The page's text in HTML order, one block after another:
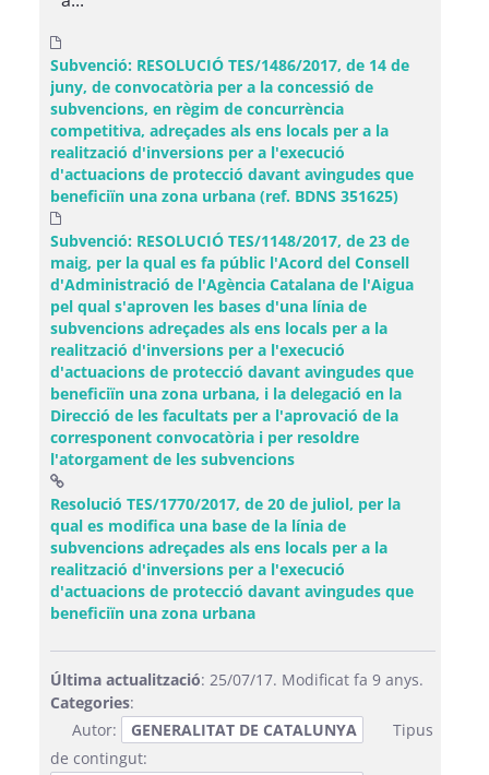
Subvenció: RESOLUCIÓ TES/1486/2017, de 14 de
juny, de convocatòria per a la concessió de
subvencions, en règim de concurrència
competitiva, adreçades als ens locals per a la
realització d'inversions per a l'execució
d'actuacions de protecció davant avingudes que
beneficiïn una zona urbana (ref. BDNS 351625)
Subvenció: RESOLUCIÓ TES/1148/2017, de 23 de
maig, per la qual es fa públic l'Acord del Consell
d'Administració de l'Agència Catalana de l'Aigua
pel qual s'aproven les bases d'una línia de
subvencions adreçades als ens locals per a la
realització d'inversions per a l'execució
d'actuacions de protecció davant avingudes que
beneficiïn una zona urbana, i la delegació en la
Direcció de les facultats per a l'aprovació de la
corresponent convocatòria i per resoldre
l'atorgament de les subvencions
Resolució TES/1770/2017, de 20 de juliol, per la
qual es modifica una base de la línia de
subvencions adreçades als ens locals per a la
realització d'inversions per a l'execució
d'actuacions de protecció davant avingudes que
beneficiïn una zona urbana(Obre una finestra nova)
Última actualització: 25/07/17. Modificat fa 9 anys.
Categories:
Autor:
GENERALITAT DE CATALUNYA
Tipus
de contingut: